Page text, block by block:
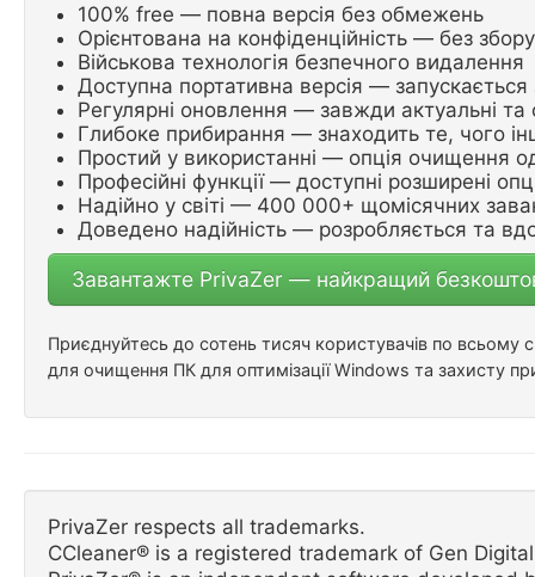
100% free — повна версія без обмежень
Орієнтована на конфіденційність — без
Військова технологія безпечного видалення
Доступна портативна версія — запускається
Регулярні оновлення — завжди актуальні та
Глибоке прибирання — знаходить те, чого
Простий у використанні — опція очищення
Професійні функції — доступні розширені
Надійно у світі — 400 000+ щомісячних
Доведено надійність — розробляється та
Завантажте PrivaZer — найкращий
Приєднуйтесь до сотень тисяч користувачів по всьому
для очищення ПК для оптимізації Windows та захисту
PrivaZer respects all trademarks.
CCleaner® is a registered trademark of Gen